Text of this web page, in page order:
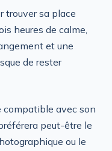
trouver sa place
heures de calme,
et une
de rester
compatible avec son
peut-être le
ou le